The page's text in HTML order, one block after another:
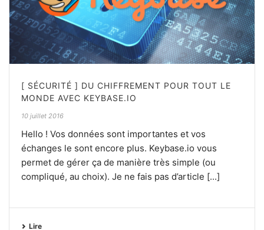
[ SÉCURITÉ ] DU CHIFFREMENT POUR TOUT LE
MONDE AVEC KEYBASE.IO
10 juillet 2016
Hello ! Vos données sont importantes et vos
échanges le sont encore plus. Keybase.io vous
permet de gérer ça de manière très simple (ou
compliqué, au choix). Je ne fais pas d’article [...]
Lire